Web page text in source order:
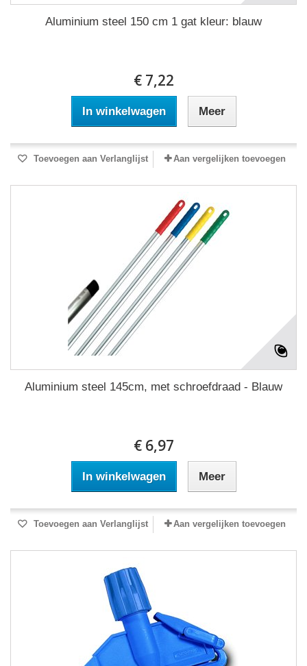
Aluminium steel 150 cm 1 gat kleur: blauw
€ 7,22
In winkelwagen Meer
Toevoegen aan Verlanglijst Aan vergelijken toevoegen
Aluminium steel 145cm, met schroefdraad - Blauw
€ 6,97
In winkelwagen Meer
Toevoegen aan Verlanglijst Aan vergelijken toevoegen